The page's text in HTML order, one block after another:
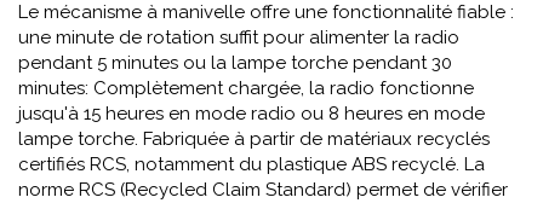
Le mécanisme à manivelle offre une fonctionnalité fiable :
une minute de rotation suffit pour alimenter la radio
pendant 5 minutes ou la lampe torche pendant 30
minutes: Complètement chargée, la radio fonctionne
jusqu'à 15 heures en mode radio ou 8 heures en mode
lampe torche. Fabriquée à partir de matériaux recyclés
certifiés RCS, notamment du plastique ABS recyclé. La
norme RCS (Recycled Claim Standard) permet de vérifier